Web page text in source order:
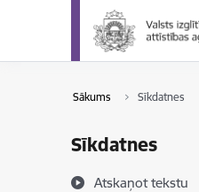
Pāriet uz lapas saturu
Sākums Sīkdatnes
Sīkdatnes
Atskaņot tekstu